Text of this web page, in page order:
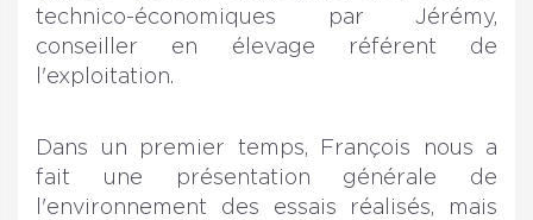
technico-économiques par Jérémy,
conseiller en élevage référent de
l'exploitation.
Dans un premier temps, François nous a
fait une présentation générale de
l'environnement des essais réalisés, mais